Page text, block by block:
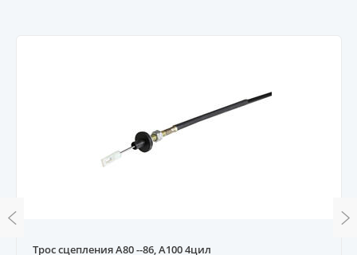
Трос сцепления A80 --86, A100 4цил